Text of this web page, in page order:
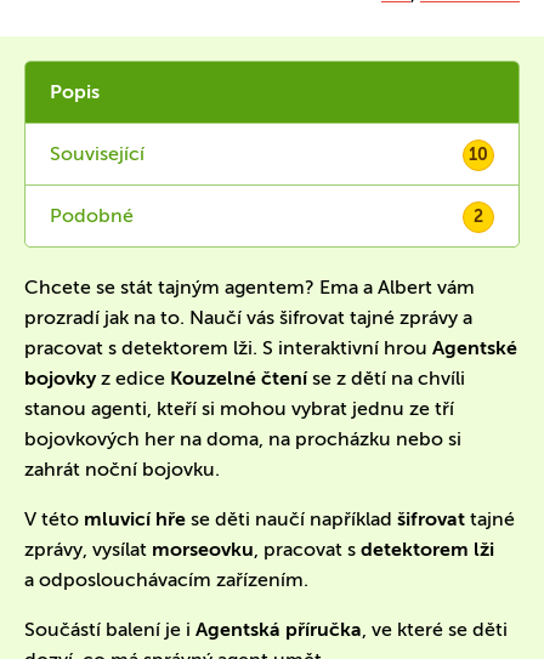
Popis
Související 10
Podobné 2
Chcete se stát tajným agentem? Ema a Albert vám
prozradí jak na to. Naučí vás šifrovat tajné zprávy a
pracovat s detektorem lži. S interaktivní hrou Agentské
bojovkyz edice Kouzelné čteníse z dětí na chvíli
stanou agenti, kteří si mohou vybrat jednu ze tří
bojovkových her na doma, na procházku nebo si
zahrát noční bojovku.
V této mluvicí hře se děti naučí například šifrovat tajné
zprávy, vysílat morseovku, pracovat s detektorem lži
a odposlouchávacím zařízením.
Součástí balení je i Agentská příručka, ve které se děti